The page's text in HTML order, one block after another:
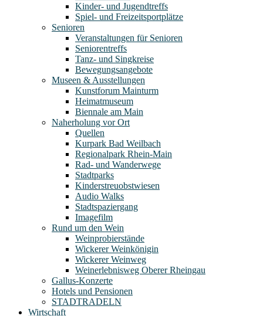
Kinder- und Jugendtreffs
Spiel- und Freizeitsportplätze
Senioren
Veranstaltungen für Senioren
Seniorentreffs
Tanz- und Singkreise
Bewegungsangebote
Museen & Ausstellungen
Kunstforum Mainturm
Heimatmuseum
Biennale am Main
Naherholung vor Ort
Quellen
Kurpark Bad Weilbach
Regionalpark Rhein-Main
Rad- und Wanderwege
Stadtparks
Kinderstreuobstwiesen
Audio Walks
Stadtspaziergang
Imagefilm
Rund um den Wein
Weinprobierstände
Wickerer Weinkönigin
Wickerer Weinweg
Weinerlebnisweg Oberer Rheingau
Gallus-Konzerte
Hotels und Pensionen
STADTRADELN
Wirtschaft